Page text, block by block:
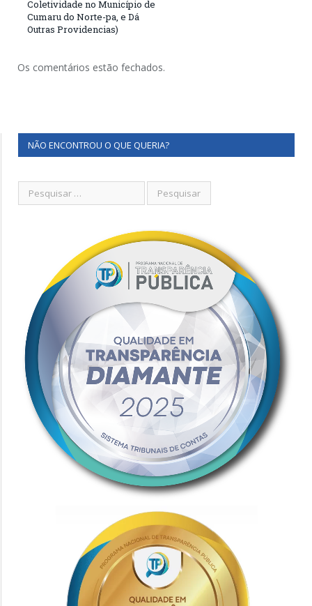
Coletividade no Município de
Cumaru do Norte-pa, e Dá
Outras Providencias)
Os comentários estão fechados.
NÃO ENCONTROU O QUE QUERIA?